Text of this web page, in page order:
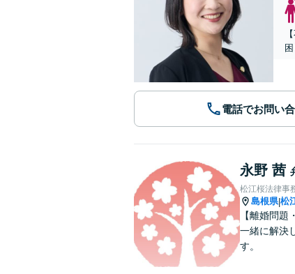
電話でお問い
永野 茜
松江桜法律事
島根県|松
【離婚問
一緒に解決
す。